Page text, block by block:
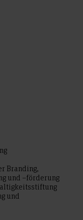
Branding,
und –förderung
und